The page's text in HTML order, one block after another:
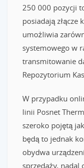
250 000 pozycji
posiadają
umożliwia
systemowego w
transmitowanie
Repozytorium Kas.
W przypadku
linii Posnet
szeroko pojętą
będą to jednak
obydwa
sprzedaży, nadal